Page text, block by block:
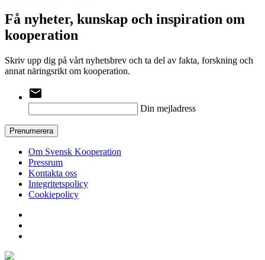
Få nyheter, kunskap och inspiration om
kooperation
Skriv upp dig på vårt nyhetsbrev och ta del av fakta, forskning och
annat näringsrikt om kooperation.
email
Din mejladress
Prenumerera
Om Svensk Kooperation
Pressrum
Kontakta oss
Integritetspolicy
Cookiepolicy